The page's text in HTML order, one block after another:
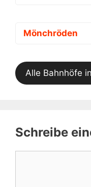
Mönchröden
Alle Bahnhöfe
Schreibe